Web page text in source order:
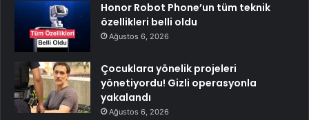
Honor Robot Phone’un tüm teknik
özellikleri belli oldu
Ağustos 6, 2026
Çocuklara yönelik projeleri
yönetiyordu! Gizli operasyonla
yakalandı
Ağustos 6, 2026